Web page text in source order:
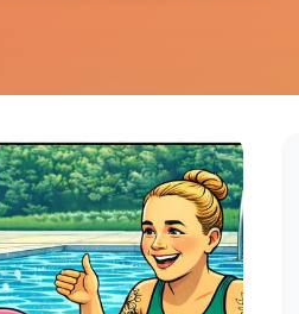
begeistert von der
für unseren Sohn!
macht einen
– bei ihr stimmt
beeindruckt
und geduldige
ratings...
all ratings